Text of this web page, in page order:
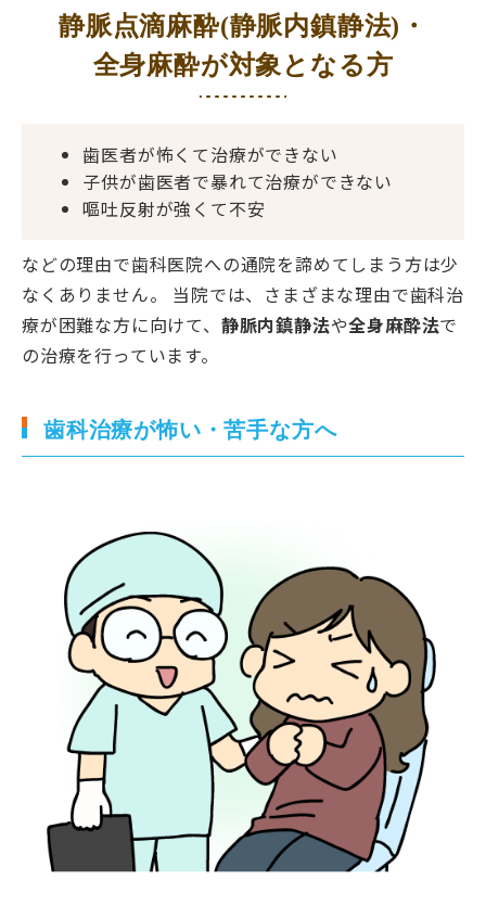
静脈点滴麻酔(静脈内鎮静法)・
全身麻酔が対象となる方
歯医者が怖くて治療ができない
子供が歯医者で暴れて治療ができない
嘔吐反射が強くて不安
などの理由で歯科医院への通院を諦めてしまう方は少
なくありません。 当院では、さまざまな理由で歯科治
療が困難な方に向けて、 静脈内鎮静法や全身麻酔法で
の治療を行っています。
歯科治療が怖い・苦手な方へ